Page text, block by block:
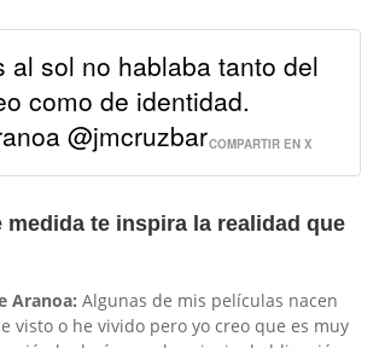
al sol no hablaba tanto del
como de identidad.
@jmcruzbarCOMPARTIR EN X
medida te inspira la realidad que
Aranoa: Algunas de mis películas nacen
visto o he vivido pero yo creo que es muy